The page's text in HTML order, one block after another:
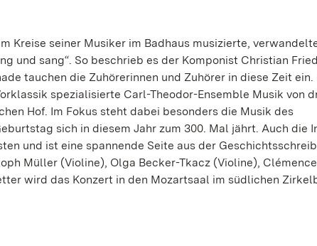
Kreise seiner Musiker im Badhaus musizierte,
und sang“. So beschrieb es der Komponist Christian
tauchen die Zuhörerinnen und Zuhörer in diese Zeit ein.
spezialisierte Carl-Theodor-Ensemble Musik von
Hof. Im Fokus steht dabei besonders die Musik des
sich in diesem Jahr zum 300. Mal jährt. Auch die
und ist eine spannende Seite aus der
Müller (Violine), Olga Becker-Tkacz (Violine),
wird das Konzert in den Mozartsaal im südlichen